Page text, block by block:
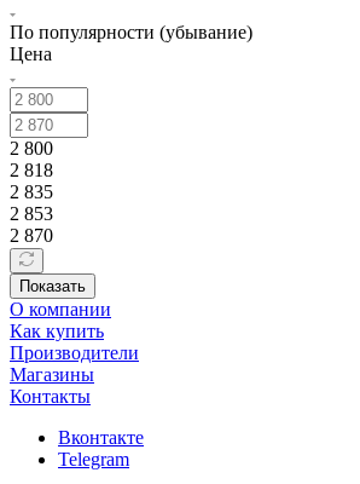
По популярности (убывание)
Цена
2 800
2 818
2 835
2 853
2 870
Показать
О компании
Как купить
Производители
Магазины
Контакты
Вконтакте
Telegram